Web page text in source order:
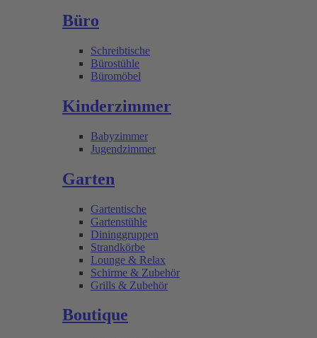
Büro
Schreibtische
Bürostühle
Büromöbel
Kinderzimmer
Babyzimmer
Jugendzimmer
Garten
Gartentische
Gartenstühle
Dininggruppen
Strandkörbe
Lounge & Relax
Schirme & Zubehör
Grills & Zubehör
Boutique